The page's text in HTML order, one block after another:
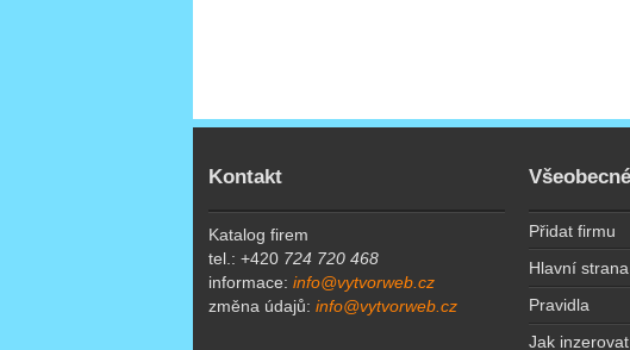
Kontakt
Katalog firem
tel.: +420 724 720 468
informace:info@vytvorweb.cz
změna údajů:info@vytvorweb.cz
Přidat firmu
Hlavní strana
Pravidla
Jak inzerovat